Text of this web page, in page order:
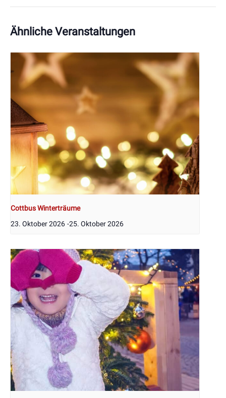
Ähnliche Veranstaltungen
Cottbus Winterträume
23. Oktober 2026 -25. Oktober 2026